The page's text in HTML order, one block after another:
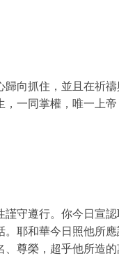
歸向抓住，並且在祈禱
，一同掌權，唯一上
謹守遵行。你今日宣認
。耶和華今日照他所
尊榮，超乎他所造的